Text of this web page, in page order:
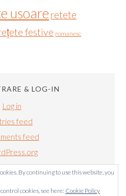
usoare retete
festive romanesc
& LOG-IN
Log in
feed
feed
By continuing to use this website, you
cookies, see here: Cookie Policy